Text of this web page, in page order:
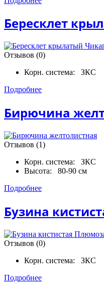
Бересклет
Отзывов (0)
Корн. система:
ЗКС
Подробнее
Бирючина
Отзывов (1)
Корн. система:
ЗКС
Высота:
80-90 см
Подробнее
Бузина
Отзывов (0)
Корн. система:
ЗКС
Подробнее